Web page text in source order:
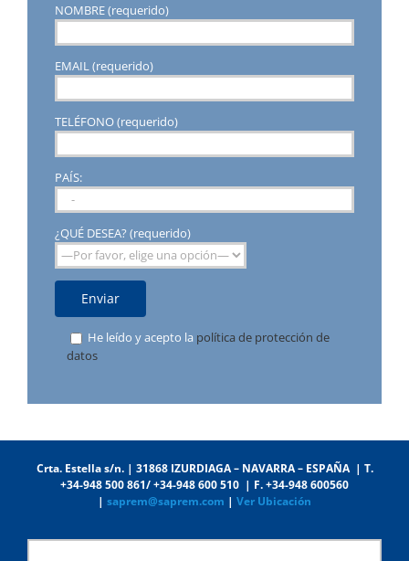
NOMBRE (requerido)
EMAIL (requerido)
TELÉFONO (requerido)
PAÍS:
¿QUÉ DESEA? (requerido)
He leído y acepto la política de protección de
datos
Crta. Estella s/n. | 31868 IZURDIAGA – NAVARRA – ESPAÑA | T.
+34-948 500 861/ +34-948 600 510 | F. +34-948 600560
| saprem@saprem.com | Ver Ubicación